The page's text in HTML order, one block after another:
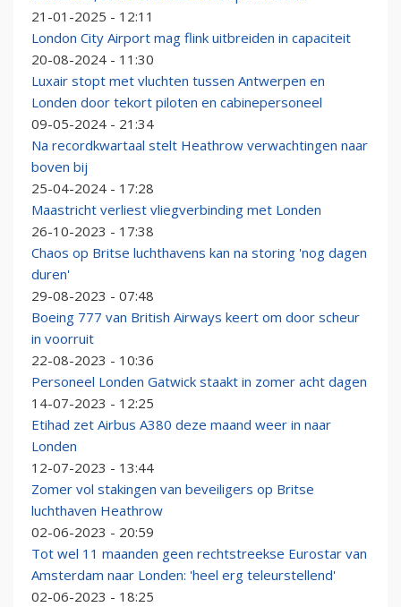
21-01-2025 - 12:11
London City Airport mag flink uitbreiden in capaciteit
20-08-2024 - 11:30
Luxair stopt met vluchten tussen Antwerpen en
Londen door tekort piloten en cabinepersoneel
09-05-2024 - 21:34
Na recordkwartaal stelt Heathrow verwachtingen naar
boven bij
25-04-2024 - 17:28
Maastricht verliest vliegverbinding met Londen
26-10-2023 - 17:38
Chaos op Britse luchthavens kan na storing 'nog dagen
duren'
29-08-2023 - 07:48
Boeing 777 van British Airways keert om door scheur
in voorruit
22-08-2023 - 10:36
Personeel Londen Gatwick staakt in zomer acht dagen
14-07-2023 - 12:25
Etihad zet Airbus A380 deze maand weer in naar
Londen
12-07-2023 - 13:44
Zomer vol stakingen van beveiligers op Britse
luchthaven Heathrow
02-06-2023 - 20:59
Tot wel 11 maanden geen rechtstreekse Eurostar van
Amsterdam naar Londen: 'heel erg teleurstellend'
02-06-2023 - 18:25